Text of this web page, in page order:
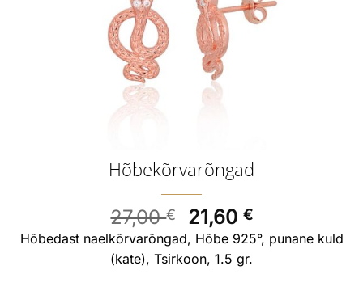
Hõbekõrvarõngad
27,00€
Algne
hind
oli:
27,00 €.
21,60 €Current
price
is:
Hõbedast naelkõrvarõngad, Hõbe 925°, punane kuld
(kate), Tsirkoon, 1.5 gr.